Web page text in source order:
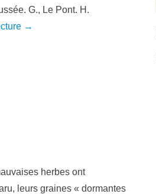
G., Le Pont. H.
→
herbes ont
leurs graines « dormantes